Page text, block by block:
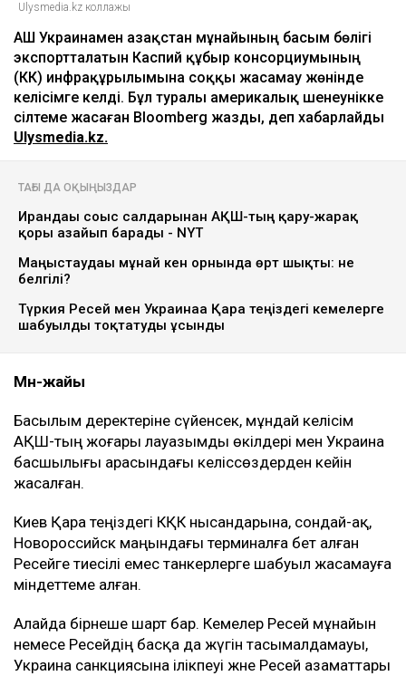
Ulysmedia.kz коллажы
АҚШ Украинамен Қазақстан мұнайының басым бөлігі
экспортталатын Каспий құбыр консорциумының
(КҚК) инфрақұрылымына соққы жасамау жөнінде
келісімге келді. Бұл туралы америкалық шенеунікке
сілтеме жасаған Bloomberg жазды, деп хабарлайды
Ulysmedia.kz.
ТАҒЫ ДА ОҚЫҢЫЗДАР
Ирандағы соғыс салдарынан АҚШ-тың қару-жарақ
қоры азайып барады - NYT
Маңғыстаудағы мұнай кен орнында өрт шықты: не
белгілі?
Түркия Ресей мен Украинаға Қара теңіздегі кемелерге
шабуылды тоқтатуды ұсынды
Мән-жайы
Басылым деректеріне сүйенсек, мұндай келісім
АҚШ-тың жоғары лауазымды өкілдері мен Украина
басшылығы арасындағы келіссөздерден кейін
жасалған.
Киев Қара теңіздегі КҚК нысандарына, сондай-ақ,
Новороссийск маңындағы терминалға бет алған
Ресейге тиесілі емес танкерлерге шабуыл жасамауға
міндеттеме алған.
Алайда бірнеше шарт бар. Кемелер Ресей мұнайын
немесе Ресейдің басқа да жүгін тасымалдамауы,
Украина санкциясына ілікпеуі және Ресей азаматтары